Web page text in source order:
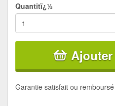
Quantitï¿½
Garantie satisfait ou remboursé